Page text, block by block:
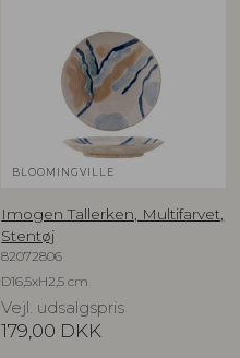
BLOOMINGVILLE
Imogen Tallerken, Multifarvet,
Stentøj
82072806
D16,5xH2,5 cm
Vejl. udsalgspris
179,00 DKK